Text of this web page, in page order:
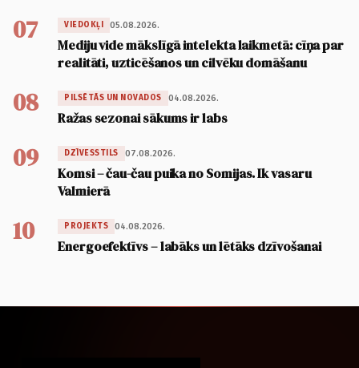
07 VIEDOKĻI 05.08.2026.
Mediju vide mākslīgā intelekta laikmetā: cīņa par
realitāti, uzticēšanos un cilvēku domāšanu
08 PILSĒTĀS UN NOVADOS 04.08.2026.
Ražas sezonai sākums ir labs
09 DZĪVESSTILS 07.08.2026.
Komsi – čau-čau puika no Somijas. Ik vasaru
Valmierā
10 PROJEKTS 04.08.2026.
Energoefektīvs – labāks un lētāks dzīvošanai